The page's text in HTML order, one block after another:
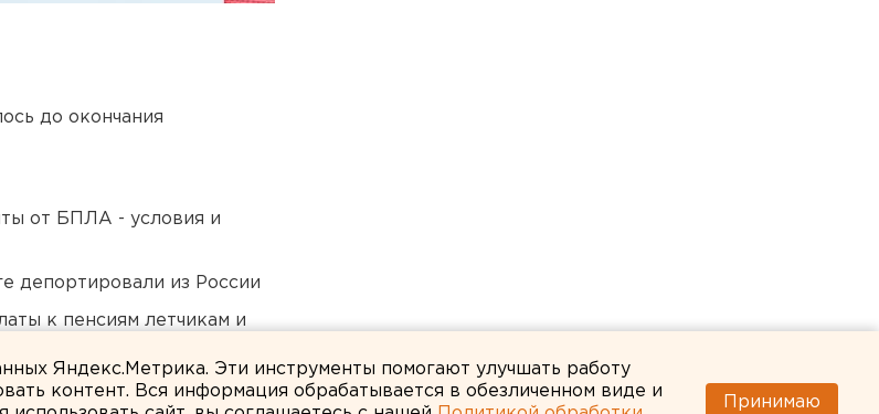
до окончания
от БПЛА - условия и
депортировали из России
к пенсиям летчикам и
Яндекс.Метрика. Эти инструменты помогают улучшать работу
контент. Вся информация обрабатывается в обезличенном виде и
Принимаю